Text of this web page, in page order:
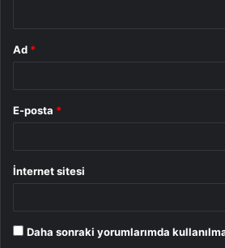
Ad *
E-posta *
İnternet sitesi
Daha sonraki yorumlarımda